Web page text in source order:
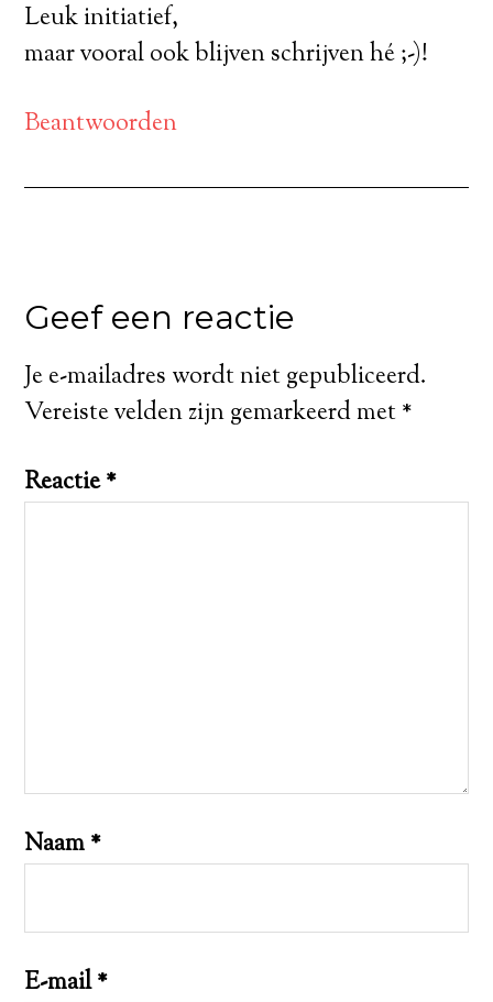
Leuk initiatief,
maar vooral ook blijven schrijven hé ;-)!
Beantwoorden
Geef een reactie
Je e-mailadres wordt niet gepubliceerd.
Vereiste velden zijn gemarkeerd met*
Reactie*
Naam*
E-mail*